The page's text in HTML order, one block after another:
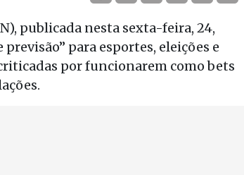
publicada nesta sexta-feira, 24,
para esportes, eleições e
por funcionarem como bets